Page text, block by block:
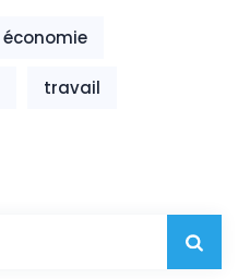
économie
travail